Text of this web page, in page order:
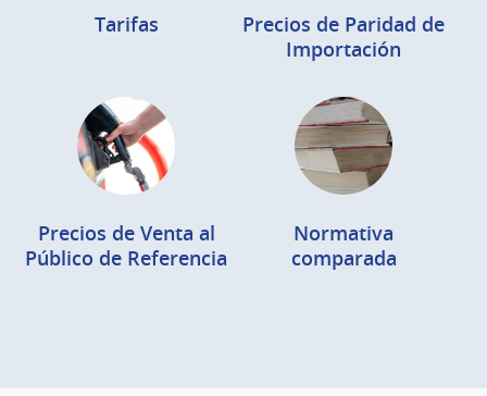
Tarifas
Precios de Paridad de
Importación
Precios de Venta al
Público de Referencia
Normativa
comparada